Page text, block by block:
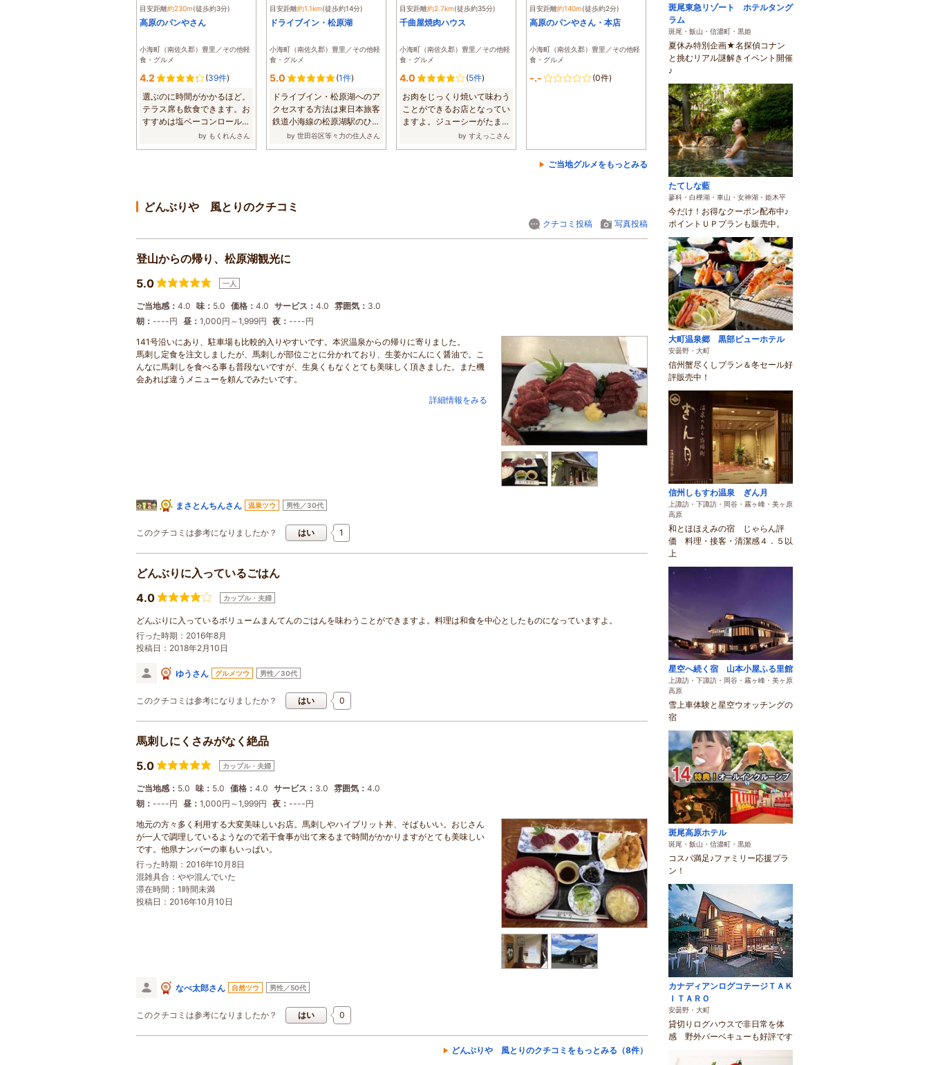
目安距離約230m(徒歩約3分)
高原のパンやさん
小海町（南佐久郡）豊里／その他軽
食・グルメ
4.2 (39件)
選ぶのに時間がかかるほど。
テラス席も飲食できます。お
すすめは塩ベーコンロールで
by もくれんさん
目安距離約1.1km(徒歩約14分)
ドライブイン・松原湖
小海町（南佐久郡）豊里／その他軽
食・グルメ
5.0 (1件)
ドライブイン・松原湖へのア
クセスする方法は東日本旅客
鉄道小海線の松原湖駅のひと
つしかない改...
by 世田谷区等々力の住人さん
目安距離約2.7km(徒歩約35分)
千曲屋焼肉ハウス
小海町（南佐久郡）豊里／その他軽
食・グルメ
4.0 (5件)
お肉をじっくり焼いて味わう
ことができるお店となってい
ますよ。ジューシーがたまら
by すえっこさん
目安距離約140m(徒歩約2分)
高原のパンやさん・本店
小海町（南佐久郡）豊里／その他軽
食・グルメ
-.- (0件)
ご当地グルメをもっとみる
どんぶりや 風とりのクチコミ
クチコミ投稿 写真投稿
登山からの帰り、松原湖観光に
5.0
一人
ご当地感： 4.0 味： 5.0 価格： 4.0 サービス： 4.0 雰囲気： 3.0
朝： ----円 昼： 1,000円～1,999円 夜： ----円
141号沿いにあり、駐車場も比較的入りやすいです。本沢温泉からの帰りに寄りました。
馬刺し定食を注文しましたが、馬刺しが部位ごとに分かれており、生姜かにんにく醤油で。こ
んなに馬刺しを食べる事も普段ないですが、生臭くもなくとても美味しく頂きました。また機
会あれば違うメニューを頼んでみたいです。
詳細情報をみる
まさとんちんさん 温泉ツウ 男性／30代
このクチコミは参考になりましたか？ 1
はい
どんぶりに入っているごはん
4.0
カップル・夫婦
どんぶりに入っているボリュームまんてんのごはんを味わうことができますよ。料理は和食を中心としたものになっていますよ。
行った時期：2016年8月
投稿日：2018年2月10日
ゆうさん グルメツウ 男性／30代
このクチコミは参考になりましたか？ 0
はい
馬刺しにくさみがなく絶品
5.0
カップル・夫婦
ご当地感： 5.0 味： 5.0 価格： 4.0 サービス： 3.0 雰囲気： 4.0
朝： ----円 昼： 1,000円～1,999円 夜： ----円
地元の方々多く利用する大変美味しいお店。馬刺しやハイブリット丼、そばもいい。おじさん
が一人で調理しているようなので若干食事が出て来るまで時間がかかりますがとても美味しい
です。他県ナンバーの車もいっぱい。
行った時期：2016年10月8日
混雑具合：やや混んでいた
滞在時間：1時間未満
投稿日：2016年10月10日
なべ太郎さん 自然ツウ 男性／50代
このクチコミは参考になりましたか？ 0
はい
どんぶりや 風とりのクチコミをもっとみる（8件）
斑尾東急リゾート ホテルタング
ラム
斑尾・飯山・信濃町・黒姫
夏休み特別企画★名探偵コナン
と挑むリアル謎解きイベント開催
♪
たてしな藍
蓼科・白樺湖・車山・女神湖・姫木平
今だけ！お得なクーポン配布中♪
ポイントＵＰプランも販売中。
大町温泉郷 黒部ビューホテル
安曇野・大町
信州蟹尽くしプラン＆冬セール好
評販売中！
信州しもすわ温泉 ぎん月
上諏訪・下諏訪・岡谷・霧ヶ峰・美ヶ原
高原
和とほほえみの宿 じゃらん評
価 料理・接客・清潔感４．５以
上
星空へ続く宿 山本小屋ふる里館
上諏訪・下諏訪・岡谷・霧ヶ峰・美ヶ原
高原
雪上車体験と星空ウオッチングの
宿
斑尾高原ホテル
斑尾・飯山・信濃町・黒姫
コスパ満足♪ファミリー応援プラ
ン！
カナディアンログコテージＴＡＫ
ＩＴＡＲＯ
安曇野・大町
貸切りログハウスで非日常を体
感 野外バーベキューも好評です